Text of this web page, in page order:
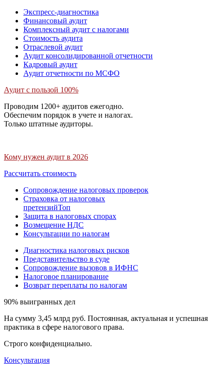
Экспресс-диагностика
Финансовый аудит
Комплексный аудит с налогами
Стоимость аудита
Отраслевой аудит
Аудит консолидированной отчетности
Кадровый аудит
Аудит отчетности по МСФО
Аудит с пользой 100%
Проводим 1200+ аудитов ежегодно.
Обеспечим порядок в учете и налогах.
Только штатные аудиторы.
Кому нужен аудит в 2026
Рассчитать стоимость
Сопровождение налоговых проверок
Страховка от налоговых
претензийТоп
Защита в налоговых спорах
Возмещение НДС
Консультации по налогам
Диагностика налоговых рисков
Представительство в суде
Сопровождение вызовов в ИФНС
Налоговое планирование
Возврат переплаты по налогам
90% выигранных дел
На сумму 3,45 млрд руб. Постоянная, актуальная и успешная
практика в сфере налогового права.
Строго конфиденциально.
Консультация